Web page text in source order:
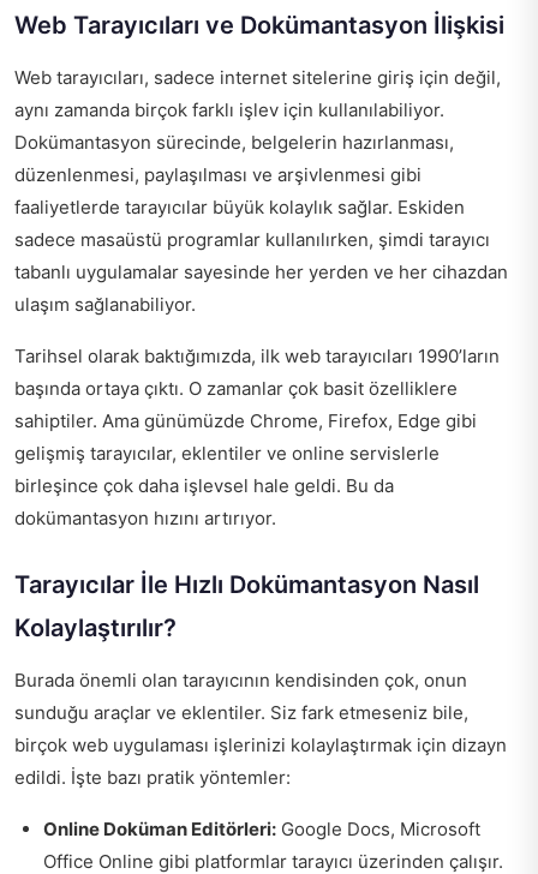
Web Tarayıcıları ve Dokümantasyon İlişkisi
Web tarayıcıları, sadece internet sitelerine giriş için değil,
aynı zamanda birçok farklı işlev için kullanılabiliyor.
Dokümantasyon sürecinde, belgelerin hazırlanması,
düzenlenmesi, paylaşılması ve arşivlenmesi gibi
faaliyetlerde tarayıcılar büyük kolaylık sağlar. Eskiden
sadece masaüstü programlar kullanılırken, şimdi tarayıcı
tabanlı uygulamalar sayesinde her yerden ve her cihazdan
ulaşım sağlanabiliyor.
Tarihsel olarak baktığımızda, ilk web tarayıcıları 1990’ların
başında ortaya çıktı. O zamanlar çok basit özelliklere
sahiptiler. Ama günümüzde Chrome, Firefox, Edge gibi
gelişmiş tarayıcılar, eklentiler ve online servislerle
birleşince çok daha işlevsel hale geldi. Bu da
dokümantasyon hızını artırıyor.
Tarayıcılar İle Hızlı Dokümantasyon Nasıl
Kolaylaştırılır?
Burada önemli olan tarayıcının kendisinden çok, onun
sunduğu araçlar ve eklentiler. Siz fark etmeseniz bile,
birçok web uygulaması işlerinizi kolaylaştırmak için dizayn
edildi. İşte bazı pratik yöntemler:
Online Doküman Editörleri: Google Docs, Microsoft
Office Online gibi platformlar tarayıcı üzerinden çalışır.